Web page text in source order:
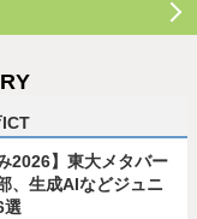
ICT
2026】東大メタバー
、生成AIなどジュニ
選